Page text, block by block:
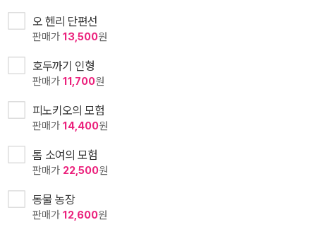
오 헨리 단편선
판매가 13,500원
호두까기 인형
판매가 11,700원
피노키오의 모험
판매가 14,400원
톰 소여의 모험
판매가 22,500원
동물 농장
판매가 12,600원